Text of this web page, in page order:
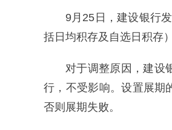
9月25日，建设银行
括日均积存及自选日积存
对于调整原因，建设
行，不受影响。设置展期
否则展期失败。